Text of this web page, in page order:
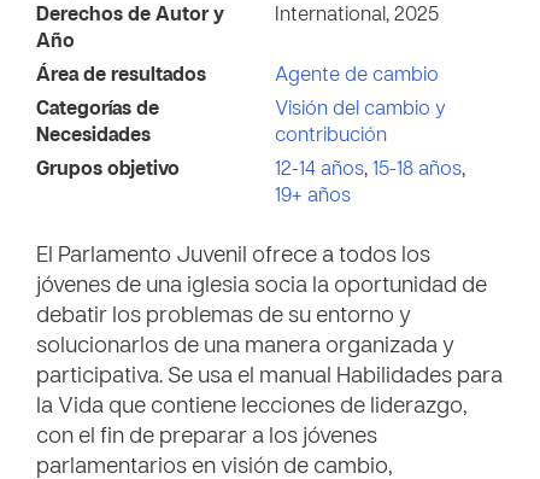
Derechos de Autor y
Año
International, 2025
Área de resultados
Agente de cambio
Categorías de
Necesidades
Visión del cambio y
contribución
Grupos objetivo
12-14 años, 15-18 años,
19+ años
El Parlamento Juvenil ofrece a todos los
jóvenes de una iglesia socia la oportunidad de
debatir los problemas de su entorno y
solucionarlos de una manera organizada y
participativa. Se usa el manual Habilidades para
la Vida que contiene lecciones de liderazgo,
con el fin de preparar a los jóvenes
parlamentarios en visión de cambio,